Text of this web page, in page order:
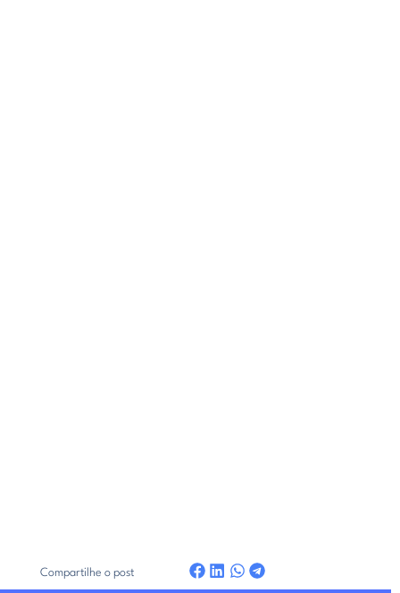
Compartilhe o post